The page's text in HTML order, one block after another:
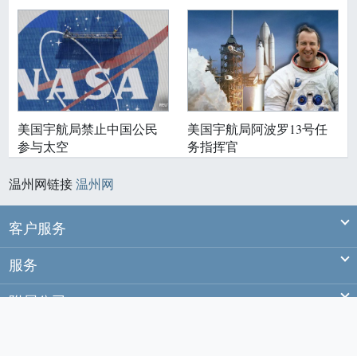
美国宇航局禁止中国公民
参与太空
美国宇航局阿波罗13号任
务指挥官
温州网链接温州网
客户服务
服务
附属公司